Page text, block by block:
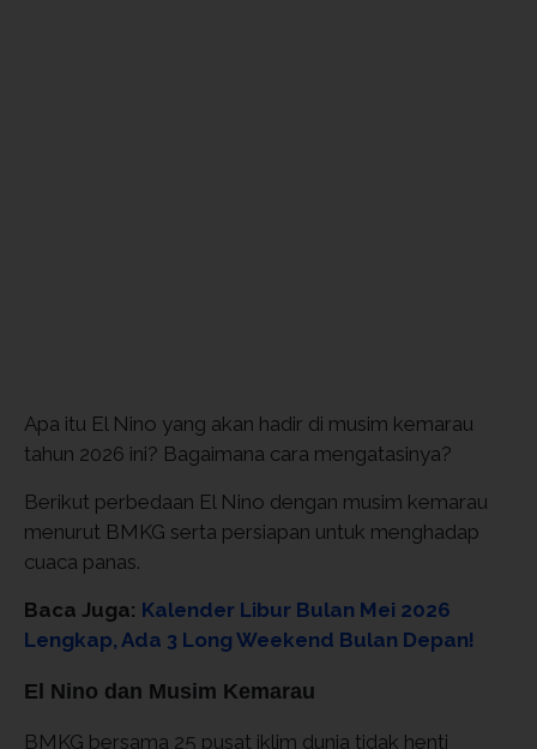
Apa itu El Nino yang akan hadir di musim kemarau
tahun 2026 ini? Bagaimana cara mengatasinya?
Berikut perbedaan El Nino dengan musim kemarau
menurut BMKG serta persiapan untuk menghadap
cuaca panas.
Baca Juga: Kalender Libur Bulan Mei 2026
Lengkap, Ada 3 Long Weekend Bulan Depan!
El Nino dan Musim Kemarau
BMKG bersama 25 pusat iklim dunia tidak henti